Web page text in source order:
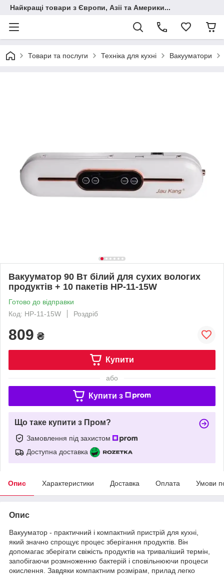
Найкращі товари з Європи, Азіі та Америки...
Товари та послуги Техніка для кухні Вакууматори
Вакууматор 90 Вт білий для сухих вологих
продуктів + 10 пакетів HP-11-15W
Готово до відправки
Код: HP-11-15W
Роздріб
809 ₴
Купити
або
Купити з
Що таке купити з Пром?
Замовлення під захистом
Доступна доставка
Опис Характеристики Доставка Оплата Умови
Опис
Вакууматор - практичний і компактний пристрій для кухні,
який значно спрощує процес зберігання продуктів. Він
допомагає зберігати свіжість продуктів на триваліший термін,
запобігаючи розмноженню бактерій і сповільнюючи процеси
окислення. Завдяки компактним розмірам, прилад легко